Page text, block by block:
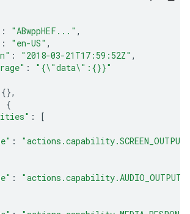
: "ABwppHEF..." ,
: "en-US" ,
: "2018-03-21T17:59:52Z" ,
:
"{\"data\":{}}"
{},
{
:
[
:
:
"actions.capability.AUDIO_OUTPUT"